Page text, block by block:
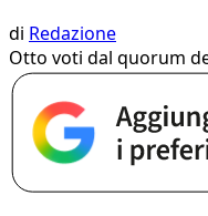
di Redazione
Otto voti dal quorum